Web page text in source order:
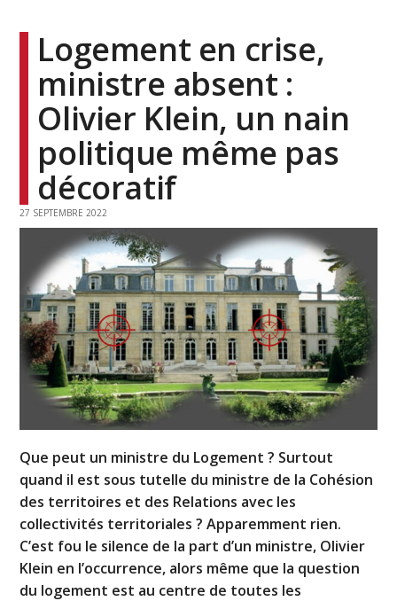
Logement en crise,
ministre absent :
Olivier Klein, un nain
politique même pas
décoratif
27 SEPTEMBRE 2022
Que peut un ministre du Logement ? Surtout
quand il est sous tutelle du ministre de la Cohésion
des territoires et des Relations avec les
collectivités territoriales ? Apparemment rien.
C’est fou le silence de la part d’un ministre, Olivier
Klein en l’occurrence, alors même que la question
du logement est au centre de toutes les